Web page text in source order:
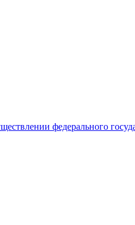
федерального